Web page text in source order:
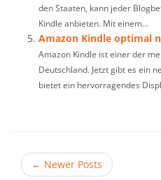
den Staaten, kann jeder
Kindle anbieten. Mit einem...
Amazon Kindle optimal
Amazon Kindle ist einer der
Deutschland. Jetzt gibt es ein
bietet ein hervorragendes
← Newer Posts